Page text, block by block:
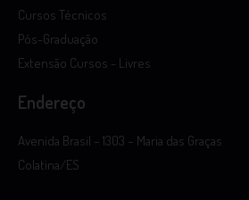
Cursos Técnicos
Pós-Graduação
Extensão Cursos - Livres
Endereço
Avenida Brasil – 1303 – Maria das Graças
Colatina/ES